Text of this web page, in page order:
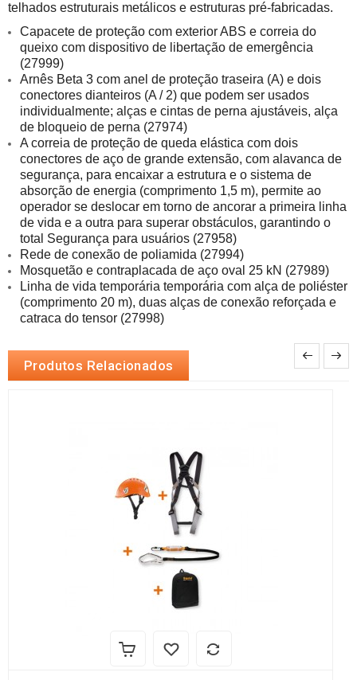
telhados estruturais metálicos e estruturas pré-fabricadas.
Capacete de proteção com exterior ABS e correia do
queixo com dispositivo de libertação de emergência
Arnês Beta 3 com anel de proteção traseira (A) e dois
conectores dianteiros (A / 2) que podem ser usados ​​
individualmente; alças e cintas de perna ajustáveis, alça
A correia de proteção de queda elástica com dois
conectores de aço de grande extensão, com alavanca de
segurança, para encaixar a estrutura e o sistema de
absorção de energia (comprimento 1,5 m), permite ao
operador se deslocar em torno de ancorar a primeira linha
de vida e a outra para superar obstáculos, garantindo o
Linha de vida temporária temporária com alça de poliéster
(comprimento 20 m), duas alças de conexão reforçada e
catraca do tensor (27998)
Produtos Relacionados